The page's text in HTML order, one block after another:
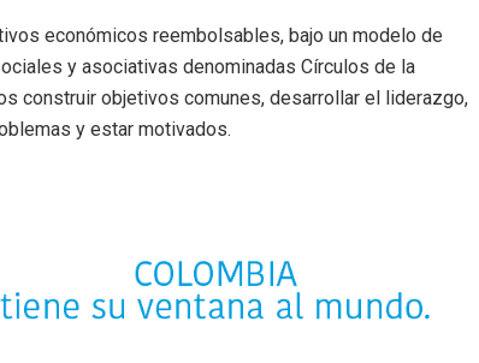
económicos reembolsables, bajo un modelo de
y asociativas denominadas Círculos de la
construir objetivos comunes, desarrollar el liderazgo,
y estar motivados.